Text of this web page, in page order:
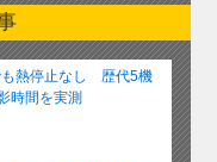
熱停止なし 歴代5機
時間を実測